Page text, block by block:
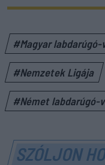
#Magyar
#Nemzetek Ligája
#Német
SZÓLJON